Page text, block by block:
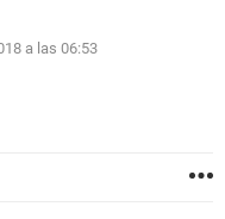
a las 06:53